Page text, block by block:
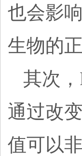
也会影
生物的
其次，
通过改
值可以